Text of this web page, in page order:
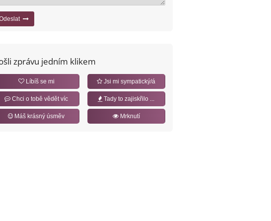
zprávu jedním klikem
Líbíš se mi Jsi mi sympatický/á
Chci o tobě vědět víc Tady to zajiskřilo ...
Máš krásný úsměv Mrknutí